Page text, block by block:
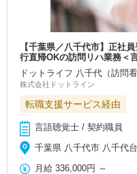
【千葉県／八千代市】正社
行直帰OKの訪問リハ業務＜
ドットライフ 八千代（訪問
株式会社ドットライン
転職支援サービス経由
言語聴覚士 / 契約職員
千葉県 八千代市 八千代
月給 336,000円 ～